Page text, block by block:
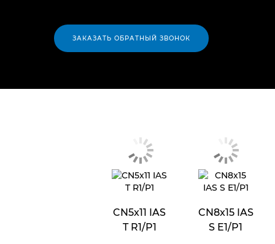
ЗАКАЗАТЬ ОБРАТНЫЙ ЗВОНОК
CN5x11 IAS
T R1/P1
CN8x15 IAS
S E1/P1